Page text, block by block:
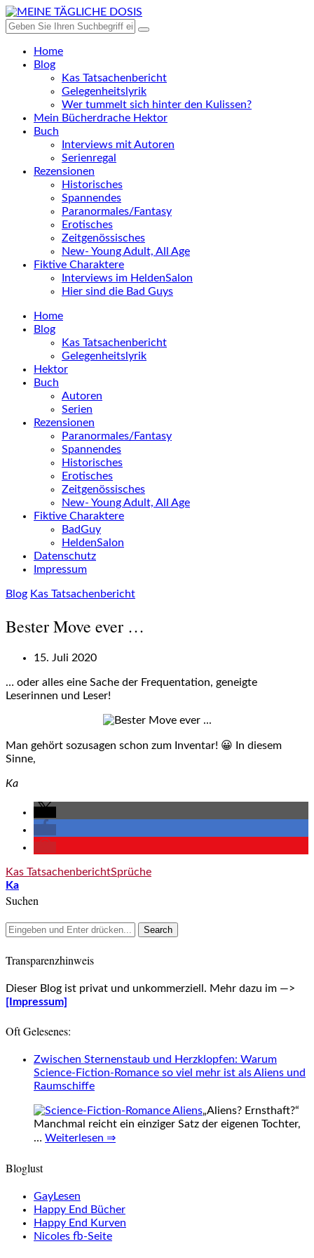
Home
Blog
Kas Tatsachenbericht
Gelegenheitslyrik
Wer tummelt sich hinter den Kulissen?
Mein Bücherdrache Hektor
Buch
Interviews mit Autoren
Serienregal
Rezensionen
Historisches
Spannendes
Paranormales/Fantasy
Erotisches
Zeitgenössisches
New- Young Adult, All Age
Fiktive Charaktere
Interviews im HeldenSalon
Hier sind die Bad Guys
Home
Blog
Kas Tatsachenbericht
Gelegenheitslyrik
Hektor
Buch
Autoren
Serien
Rezensionen
Paranormales/Fantasy
Spannendes
Historisches
Erotisches
Zeitgenössisches
New- Young Adult, All Age
Fiktive Charaktere
BadGuy
HeldenSalon
Datenschutz
Impressum
Blog Kas Tatsachenbericht
Bester Move ever …
15. Juli 2020
… oder alles eine Sache der Frequentation, geneigte
Leserinnen und Leser!
Man gehört sozusagen schon zum Inventar! 😀 In diesem
Sinne,
Ka
Kas TatsachenberichtSprüche
Ka
Suchen
Transparenzhinweis
Dieser Blog ist privat und unkommerziell. Mehr dazu im —>
[Impressum]
Oft Gelesenes:
Zwischen Sternenstaub und Herzklopfen: Warum
Science-Fiction-Romance so viel mehr ist als Aliens und
Raumschiffe
„Aliens? Ernsthaft?“
Manchmal reicht ein einziger Satz der eigenen Tochter,
… Weiterlesen ⇒
Bloglust
GayLesen
Happy End Bücher
Happy End Kurven
Nicoles fb-Seite